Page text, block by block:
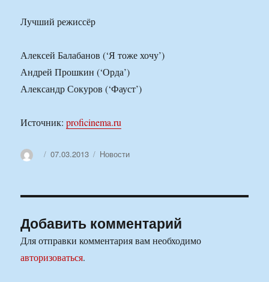
Лучший режиссёр
Алексей Балабанов (‘Я тоже хочу’)
Андрей Прошкин (‘Орда’)
Александр Сокуров (‘Фауст’)
Источник:proficinema.ru
АвторОпубликовано
07.03.2013 Рубрики
Новости
Добавить комментарий
Для отправки комментария вам необходимо
авторизоваться.